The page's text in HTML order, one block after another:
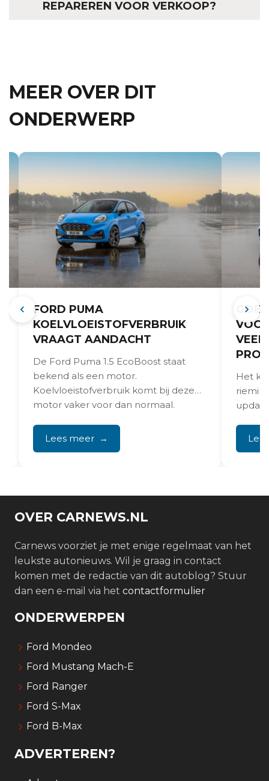
REPAREREN VOOR VERKOOP?
MEER OVER DIT
ONDERWERP
FORD PUMA
KOELVLOEISTOFVERBRUIK
VRAAGT AANDACHT
De Ford Puma 1.5 EcoBoost staat
bekend als een motor.
Koelvloeistofverbruik komt bij deze
motor vaker voor dan normaal.
Lees meer
Het
OVER CARNEWS.NL
Carnews voorziet je met enige regelmaat van het
leukste autonieuws. Wil je graag in contact
komen met de redactie van dit autoblog? Stuur
dan een e-mail via het contactformulier
ONDERWERPEN
Ford Mondeo
Ford Mustang Mach-E
Ford Ranger
Ford S-Max
Ford B-Max
ADVERTEREN?